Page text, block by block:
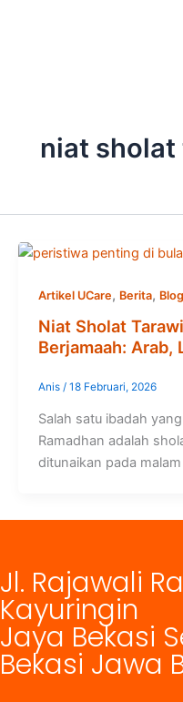
niat
Artikel UCare, Berita, Blog
Niat Sholat
Berjamaah: Arab,
Anis / 18 Februari, 2026
Salah satu ibadah
Ramadhan adalah
ditunaikan pada
Jl. Rajawali
Kayuringin
Jaya Bekasi
Bekasi Jawa